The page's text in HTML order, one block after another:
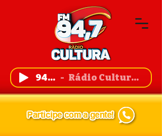
94,7 FM Rádio Cultura de Guanambi